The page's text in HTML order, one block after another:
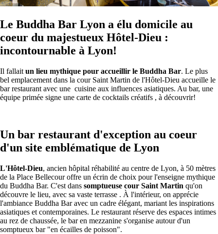
Le Buddha Bar Lyon a élu domicile au
coeur du majestueux Hôtel-Dieu :
incontournable à Lyon!
Il fallait un lieu mythique pour accueillir le Buddha Bar. Le plus
bel emplacement dans la cour Saint Martin de l'Hôtel-Dieu accueille le
bar restaurant avec une cuisine aux influences asiatiques. Au bar, une
équipe primée signe une carte de cocktails créatifs , à découvrir!
Un bar restaurant d'exception au coeur
d'un site emblématique de Lyon
L'Hôtel-Dieu, ancien hôpital réhabilité au centre de Lyon, à 50 mètres
de la Place Bellecour offre un écrin de choix pour l'enseigne mythique
du Buddha Bar. C'est dans somptueuse cour Saint Martin qu'on
découvre le lieu, avec sa vaste terrasse . À l'intérieur, on apprécie
l'ambiance Buddha Bar avec un cadre élégant, mariant les inspirations
asiatiques et contemporaines. Le restaurant réserve des espaces intimes
au rez de chaussée, le bar en mezzanine s'organise autour d'un
somptueux bar "en écailles de poisson".